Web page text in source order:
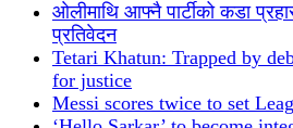
ओलीमाथि आफ्नै पार्टीको कडा
प्रतिवेदन
Tetari Khatun: Trapped by
for justice
Messi scores twice to set